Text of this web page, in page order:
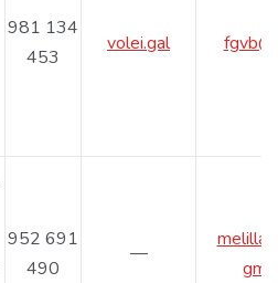
981 134
453
volei.gal
952 691
490
—